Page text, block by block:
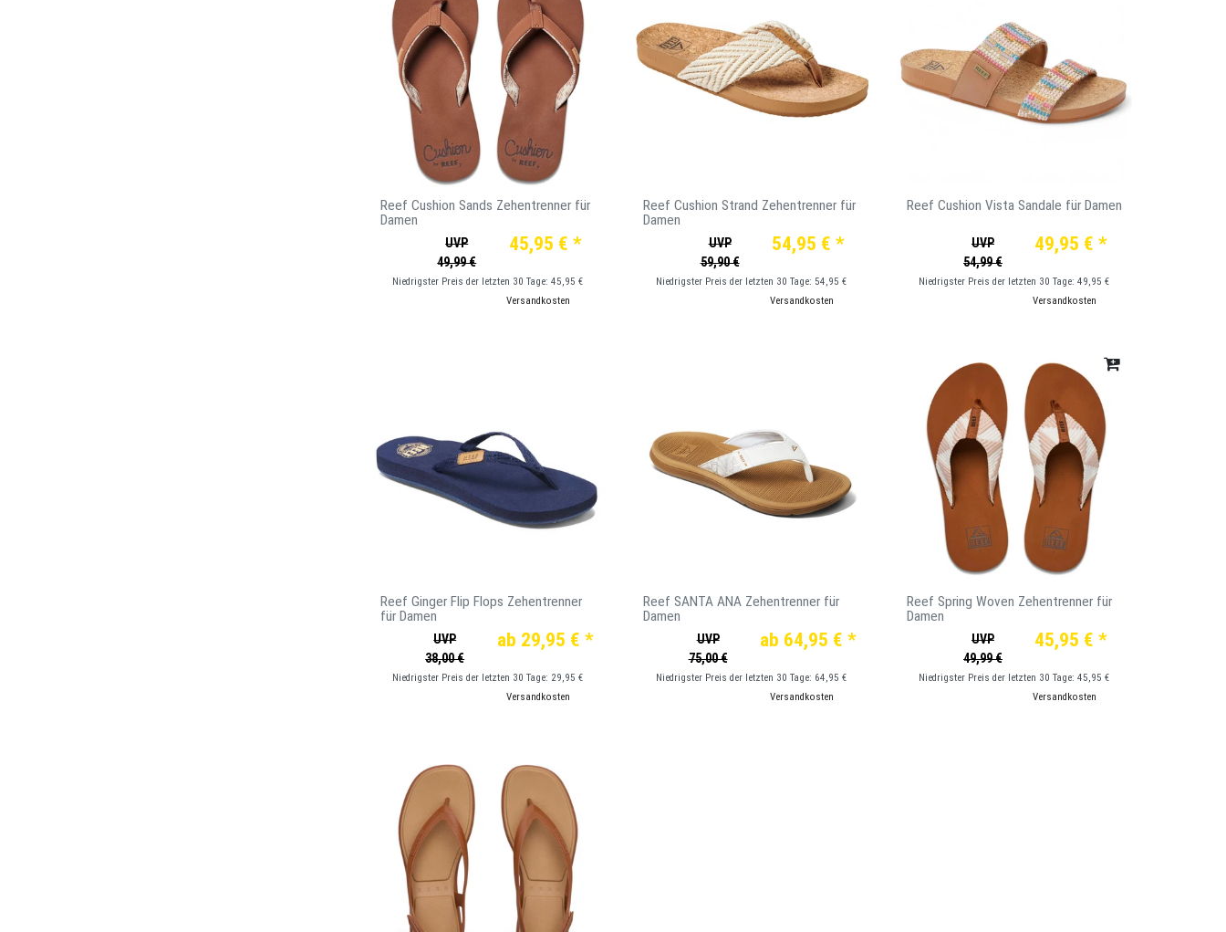
Reef Cushion Sands Zehentrenner für
Damen
UVP
49,99 €
45,95 € *
Niedrigster Preis der letzten 30 Tage:45,95 €
zzgl.Versandkosten
Reef Cushion Strand Zehentrenner für
Damen
UVP
59,90 €
54,95 € *
Niedrigster Preis der letzten 30 Tage: 54,95 €
Versandkosten
Reef Cushion Vista Sandale für Damen
UVP
54,99 €
49,95 € *
Niedrigster Preis der letzten 30 Tage:49,95 €
zzgl.Versandkosten
Reef Ginger Flip Flops Zehentrenner
für Damen
UVP
38,00 €
ab 29,95 € *
Niedrigster Preis der letzten 30 Tage: 29,95 €
zzgl.Versandkosten
Reef SANTA ANA Zehentrenner für
Damen
UVP
75,00 €
ab 64,95 € *
Niedrigster Preis der letzten 30 Tage: 64,95 €
Versandkosten
Reef Spring Woven Zehentrenner für
Damen
UVP
49,99 €
45,95 € *
Niedrigster Preis der letzten 30 Tage:45,95 €
zzgl.Versandkosten